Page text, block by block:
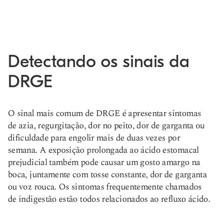
Detectando os sinais da
DRGE
O sinal mais comum de DRGE é apresentar sintomas
de azia, regurgitação, dor no peito, dor de garganta ou
dificuldade para engolir mais de duas vezes por
semana. A exposição prolongada ao ácido estomacal
prejudicial também pode causar um gosto amargo na
boca, juntamente com tosse constante, dor de garganta
ou voz rouca. Os sintomas frequentemente chamados
de indigestão estão todos relacionados ao refluxo ácido.